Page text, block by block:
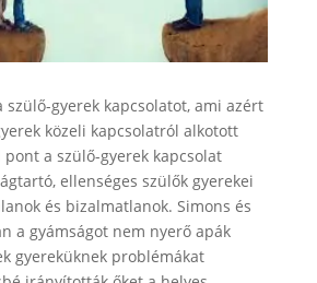
szülő-gyerek kapcsolatot, ami azért
közeli kapcsolatról alkotott
a szülő-gyerek kapcsolat
ellenséges szülők gyerekei
és bizalmatlanok. Simons és
a gyámságot nem nyerő apák
gyereküknek problémákat